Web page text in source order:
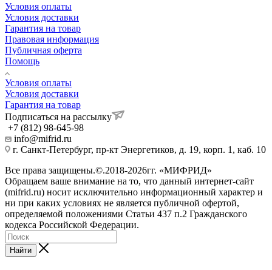
Условия оплаты
Условия доставки
Гарантия на товар
Правовая информация
Публичная оферта
Помощь
Условия оплаты
Условия доставки
Гарантия на товар
Подписаться на рассылку
+7 (812) 98-645-98
info@mifrid.ru
г. Санкт-Петербург, пр-кт Энергетиков, д. 19, корп. 1, каб. 10
Все права защищены.©.2018-2026гг. «МИФРИД»
Обращаем ваше внимание на то, что данный интернет-сайт
(mifrid.ru) носит исключительно информационный характер и
ни при каких условиях не является публичной офертой,
определяемой положениями Статьи 437 п.2 Гражданского
кодекса Российской Федерации.
Найти